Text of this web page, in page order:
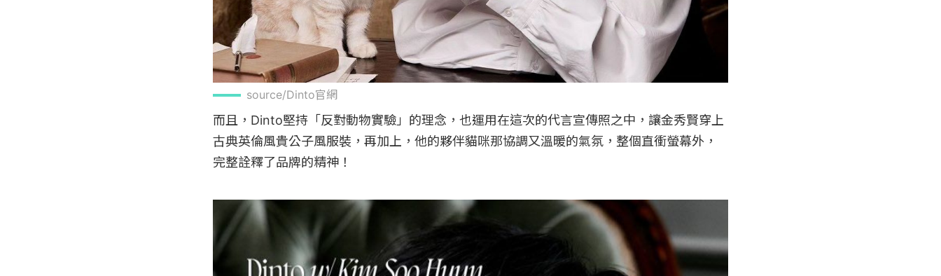
source/Dinto官網
而且，Dinto堅持「反對動物實驗」的理念，也運用在這次的代言宣傳照之中，讓金秀賢穿上
古典英倫風貴公子風服裝，再加上，他的夥伴貓咪那協調又溫暖的氣氛，整個直衝螢幕外，
完整詮釋了品牌的精神！